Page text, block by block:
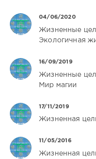
04/06/2020
Жизненные
Экологичная
16/09/2019
Жизненные
Мир магии
17/11/2019
Жизненная
11/05/2016
Жизненная